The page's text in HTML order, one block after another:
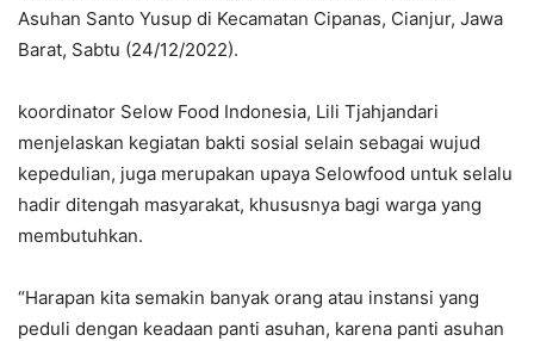
Asuhan Santo Yusup di Kecamatan Cipanas, Cianjur, Jawa
Barat, Sabtu (24/12/2022).
koordinator Selow Food Indonesia, Lili Tjahjandari
menjelaskan kegiatan bakti sosial selain sebagai wujud
kepedulian, juga merupakan upaya Selowfood untuk selalu
hadir ditengah masyarakat, khususnya bagi warga yang
membutuhkan.
“Harapan kita semakin banyak orang atau instansi yang
peduli dengan keadaan panti asuhan, karena panti asuhan